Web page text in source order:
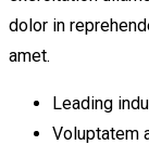
dolor in
amet.
Leading
Voluptatem